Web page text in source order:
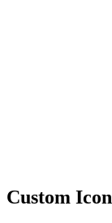
Custom